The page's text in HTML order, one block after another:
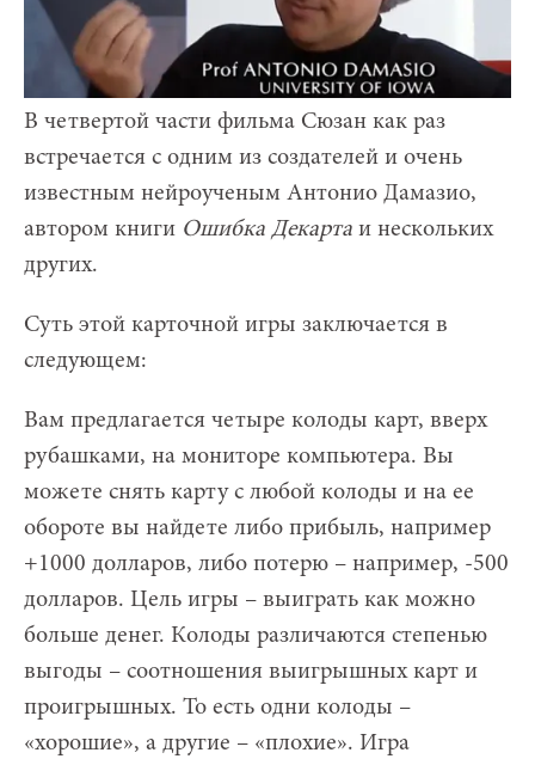
В четвертой части фильма Сюзан как раз
встречается с одним из создателей и очень
известным нейроученым Антонио Дамазио,
автором книги Ошибка Декарта и нескольких
других.
Суть этой карточной игры заключается в
следующем:
Вам предлагается четыре колоды карт, вверх
рубашками, на мониторе компьютера. Вы
можете снять карту с любой колоды и на ее
обороте вы найдете либо прибыль, например
+1000 долларов, либо потерю – например, -500
долларов. Цель игры – выиграть как можно
больше денег. Колоды различаются степенью
выгоды – соотношения выигрышных карт и
проигрышных. То есть одни колоды –
«хорошие», а другие – «плохие». Игра